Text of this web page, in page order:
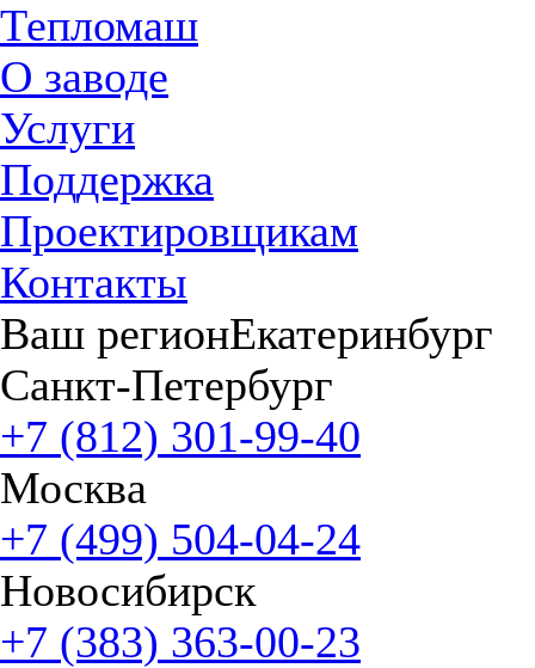
Тепломаш
О заводе
Услуги
Поддержка
Проектировщикам
Контакты
Ваш регионЕкатеринбург
Санкт-Петербург
+7 (812) 301-99-40
Москва
+7 (499) 504-04-24
Новосибирск
+7 (383) 363-00-23